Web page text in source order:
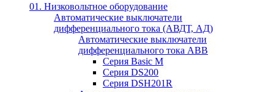
01. Низковольтное оборудование
Автоматические выключатели
дифференциального тока (АВДТ, АД)
Автоматические выключатели
дифференциального тока ABB
Серия Basic M
Серия DS200
Серия DSH201R